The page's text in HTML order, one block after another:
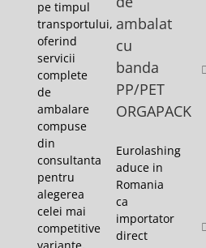
pe timpul
transportului,
oferind
servicii
complete
de
ambalare
compuse
din
consultanta
pentru
alegerea
celei mai
competitive
ambalat
cu
banda
PP/PET
ORGAPACK
Eurolashing
aduce in
Romania
ca
importator
direct